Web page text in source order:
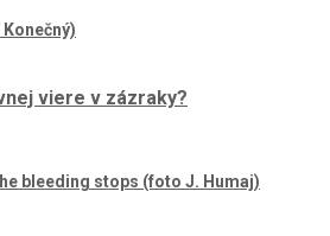
viere v zázraky?